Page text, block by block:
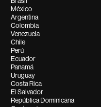
México
Argentina
Colombia
Venezuela
Chile
Perú
Ecuador
Panamá
Uruguay
Costa Rica
El Salvador
República Dominicana